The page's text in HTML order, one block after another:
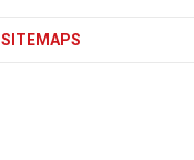
SITEMAPS